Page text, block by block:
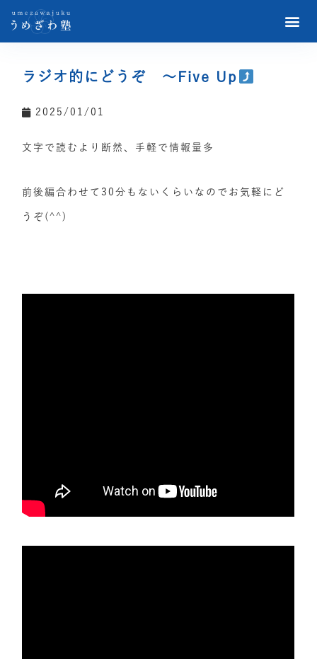
ラジオ的にどうぞ 〜Five Up
2025/01/01
文字で読むより断然、手軽で情報量多
前後編合わせて30分もないくらいなのでお気軽にど
うぞ(^^)